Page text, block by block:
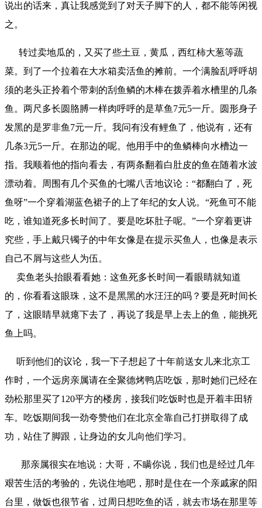
说出的话来，真让我感觉到了对天子脚下的人，都不能等闲视
之。
转过卖地瓜的，又买了些土豆，黄瓜，西红柿大葱等蔬
菜。到了一个拉着在大水箱卖活鱼的摊前。一个满脸乱呼呼胡
须的老头正拎着个带刺的刮鱼鳞的木棒在拨弄着水槽里的几条
鱼。两尺多长圆胳膊一样肉呼呼的是草鱼7元5一斤。圆形身子
发黑的是罗非鱼7元一斤。我问有没有鲤鱼了，他说有，还有
几条3元5一斤。在那边的呢。他用手中的鱼鳞棒向水槽边一
指。我顺着他的指向看去，有两条翻着白肚皮的鱼在随着水波
漂动着。周围有几个买鱼的七嘴八舌地议论：“都翻白了，死
鱼呀”一个穿着湖蓝色裙子的上了年纪的女人说。“死鱼可不能
吃，谁知道死多长时间了。要是吃坏肚子呢。”一个穿着更讲
究些，手上戴只镯子的中年女像是在提示买鱼人，也像是表示
自己不屑与这些人为伍。
卖鱼老头抬眼看看她：这鱼死多长时间一看眼睛就知道
的，你看看这眼珠，这不是黑黑的水汪汪的吗？要是死时间长
了，这眼睛早就瘪下去了，再说了我是早上去上的鱼，能挑死
鱼上吗。
听到他们的议论，我一下子想起了十年前送女儿来北京工
作时，一个远房亲属请在全聚德烤鸭店吃饭，那时她们已经在
劲松那里买了120平方的楼房，接我们吃饭时也是开着丰田轿
车。吃饭期间我一劲夸赞他们在北京全靠自己打拼取得了成
功，站住了脚跟，让身边的女儿向他们学习。
那亲属很实在地说：大哥，不瞒你说，我们也是经过几年
艰苦生活的考验的，先说住地吧，那时是住在一个亲戚家的阳
台里，做饭也很节省，过周日想吃鱼的话，就去市场在那里等